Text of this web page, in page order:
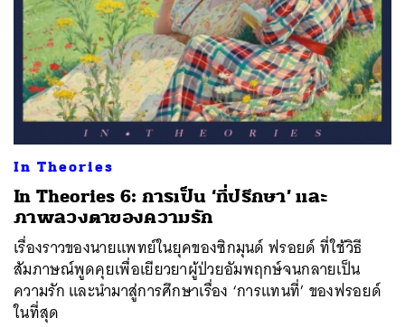
In Theories
In Theories 6: การเป็น ‘ที่ปรึกษา’ และ
ภาพลวงตาของความรัก
เรื่องราวของนายแพทย์ในยุคของซิกมุนด์ ฟรอยด์ ที่ใช้วิธี
สัมภาษณ์พูดคุยเพื่อเยียวยาผู้ป่วยอัมพฤกษ์จนกลายเป็น
ความรัก และนำมาสู่การศึกษาเรื่อง ‘การแทนที่’ ของฟรอยด์
ในที่สุด